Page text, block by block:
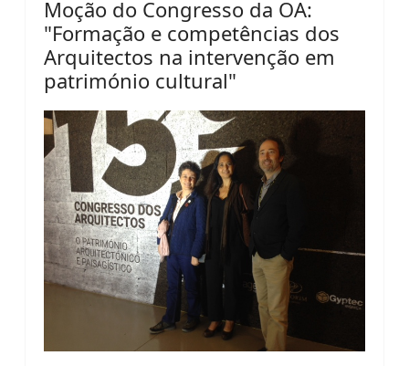
Moção do Congresso da OA:
"Formação e competências dos
Arquitectos na intervenção em
património cultural"